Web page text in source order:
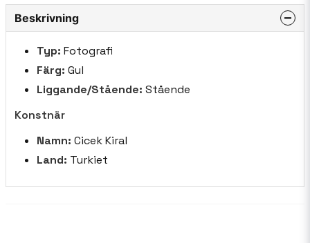
Beskrivning
Typ: Fotografi
Färg: Gul
Liggande/Stående: Stående
Konstnär
Namn: Cicek Kiral
Land: Turkiet